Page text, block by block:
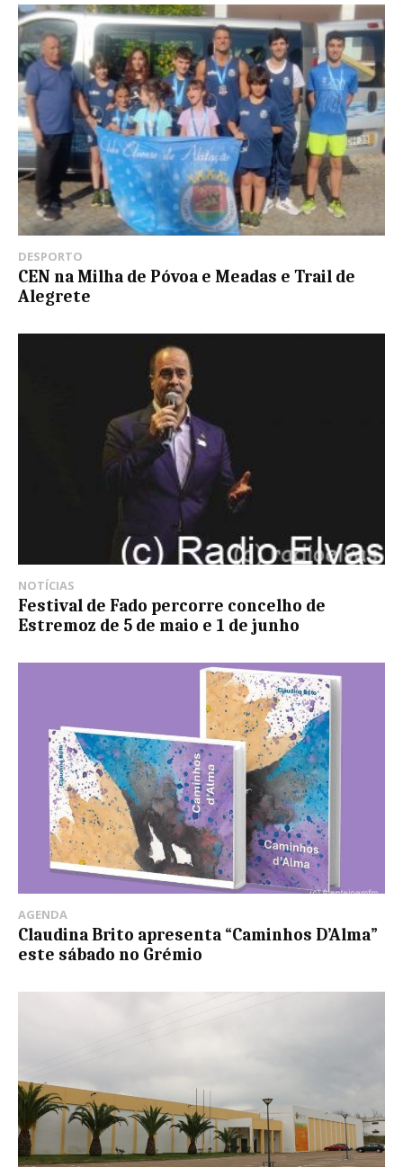
DESPORTO
CEN na Milha de Póvoa e Meadas e Trail de
Alegrete
NOTÍCIAS
Festival de Fado percorre concelho de
Estremoz de 5 de maio e 1 de junho
AGENDA
Claudina Brito apresenta “Caminhos D’Alma”
este sábado no Grémio